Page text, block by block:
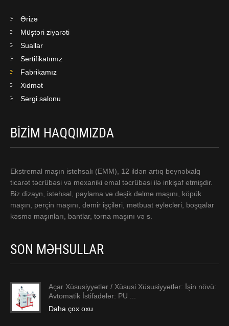
Ərizə
Müştəri ziyarəti
Suallar
Sertifikatımız
Fabrikamız
Xidmət
Sərgi salonu
BIZIM HAQQIMIZDA
Ekstremal maşın istehsalı (EMM), 12 ildən artıq beynəlxalq
ticarət təcrübəsi və mexaniki emal təcrübəsi ilə inkişaf etmişdir.
Biz dizayn, istehsal, paylama və deşik delme maşını, köpük
maşın, perçin maşını, dəmir işçiləri, mətbuat əyləcləri, boşqalar
kəsmə maşınları, bantlar, torna maşını və s.
SON MƏHSULLAR
Açar Xüsusiyyətlər / Xüsusi Xüsusiyyətlər: İşin növü:
Avtomatik İstifadələr: PU ...
Daha çox oxu